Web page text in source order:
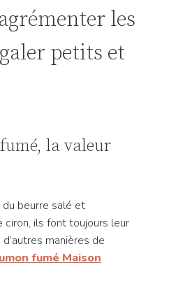
les
petits et
la valeur
beurre salé et
ciron, ils font toujours leur
manières de
fumé Maison